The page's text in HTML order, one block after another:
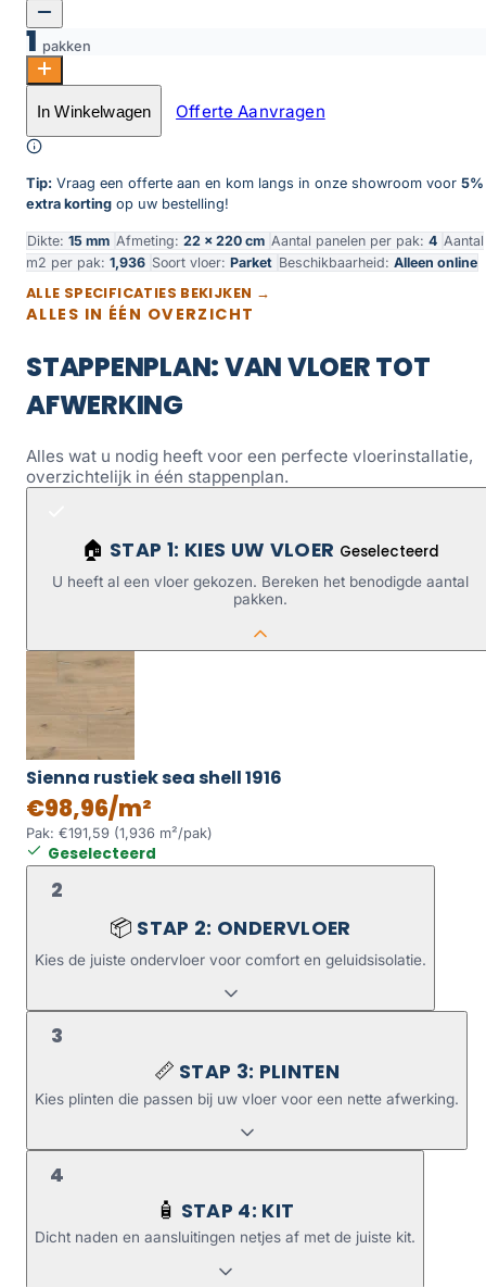
1 pakken
Sienna rustiek sea shell 1916 aantal
Toevoegen aan winkelwagen
In Winkelwagen Offerte Aanvragen
Tip: Vraag een offerte aan en kom langs in onze showroom voor 5%
extra korting op uw bestelling!
Dikte: 15 mm Afmeting: 22 × 220 cm Aantal panelen per pak: 4 Aantal
m2 per pak: 1,936 Soort vloer: Parket Beschikbaarheid: Alleen online
ALLE SPECIFICATIES BEKIJKEN →
ALLES IN ÉÉN OVERZICHT
STAPPENPLAN: VAN VLOER TOT
AFWERKING
Alles wat u nodig heeft voor een perfecte vloerinstallatie,
overzichtelijk in één stappenplan.
🏠 STAP 1: KIES UW VLOER Geselecteerd
U heeft al een vloer gekozen. Bereken het benodigde aantal
pakken.
Sienna rustiek sea shell 1916
€98,96/m²
Pak: €191,59 (1,936 m²/pak)
Geselecteerd
2
📦 STAP 2: ONDERVLOER
Kies de juiste ondervloer voor comfort en geluidsisolatie.
3
📏 STAP 3: PLINTEN
Kies plinten die passen bij uw vloer voor een nette afwerking.
4
🧴 STAP 4: KIT
Dicht naden en aansluitingen netjes af met de juiste kit.